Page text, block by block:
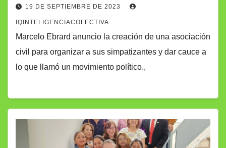
19 DE SEPTIEMBRE DE 2023
IQINTELIGENCIACOLECTIVA
Marcelo Ebrard anuncio la creación de una asociación
civil para organizar a sus simpatizantes y dar cauce a
lo que llamó un movimiento político.,